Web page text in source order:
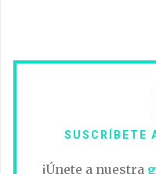
SUSCRÍBETE
¡Únete a nuestra